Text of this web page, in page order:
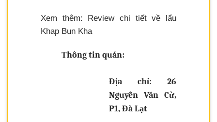
Xem thêm: Review chi tiết về lẩu
Khap Bun Kha
Thông tin quán:
Địa chỉ: 26
Nguyễn Văn Cừ,
P1, Đà Lạt